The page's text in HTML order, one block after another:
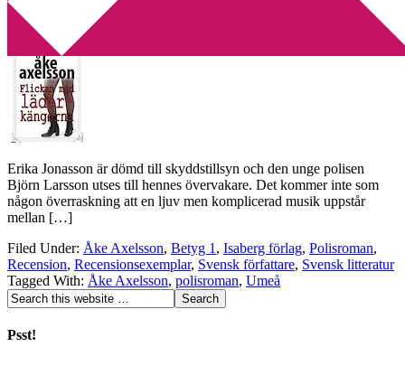
2014-05-20 byAnnika
Erika Jonasson är dömd till skyddstillsyn och den unge polisen
Björn Larsson utses till hennes övervakare. Det kommer inte som
någon överraskning att en ljuv men komplicerad musik uppstår
mellan […]
Filed Under: Åke Axelsson, Betyg 1 , Isaberg förlag, Polisroman,
Recension, Recensionsexemplar, Svensk författare, Svensk litteratur
Tagged With: Åke Axelsson, polisroman, Umeå
Psst!